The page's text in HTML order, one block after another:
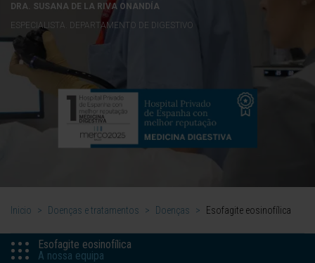
DRA. SUSANA DE LA RIVA ONANDÍA
ESPECIALISTA. DEPARTAMENTO DE DIGESTIVO
Inicio > Doenças e tratamentos > Doenças > Esofagite eosinofílica
Esofagite eosinofílica
A nossa equipa